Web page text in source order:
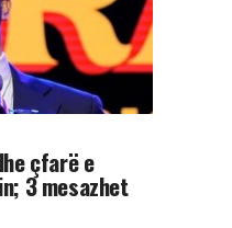
çfarë e
3 mesazhet